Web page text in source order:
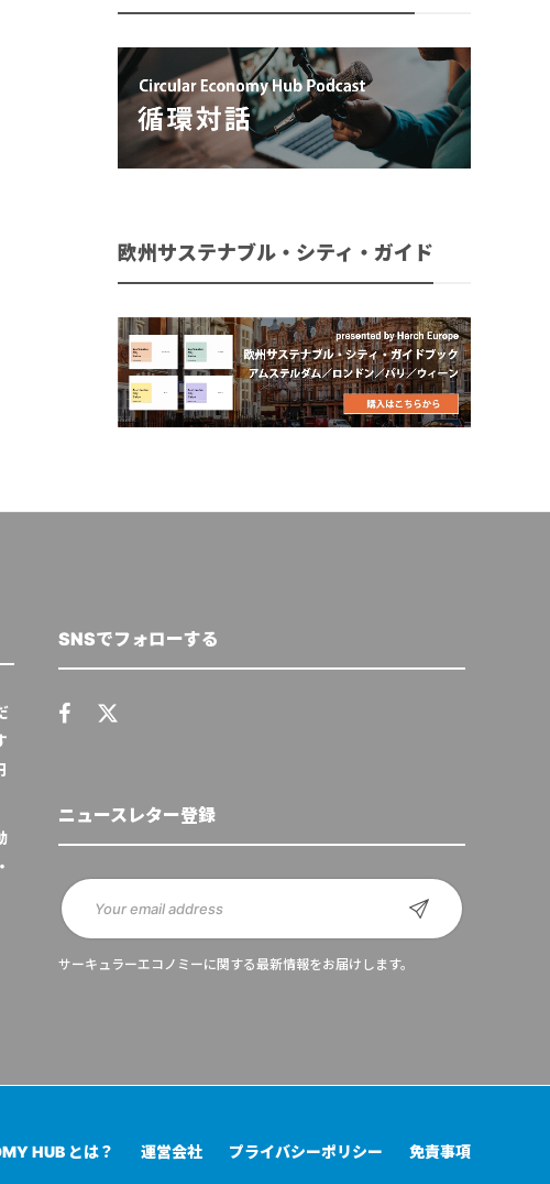
欧州サステナブル・シティ・ガイド
SNSでフォローする
ニュースレター登録
サーキュラーエコノミーに関する最新情報をお届けします。
HUB とは？ 運営会社 プライバシーポリシー 免責事項